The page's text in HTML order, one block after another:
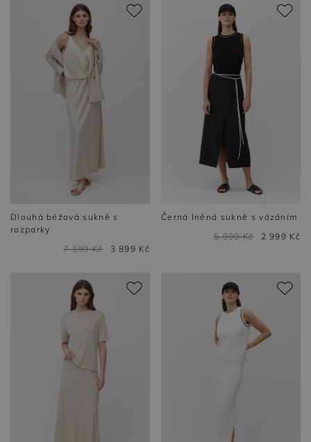
Dlouhá béžová sukně s
rozparky
7 199 Kč
3 899 Kč
Černá lněná sukně s vázáním
5 999 Kč
2 999 Kč